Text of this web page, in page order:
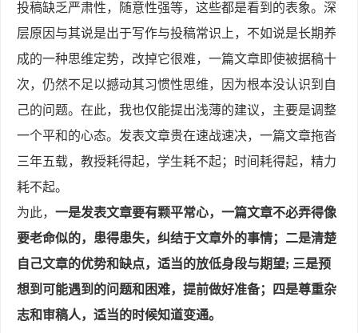
投稿缺乏严肃性，随意性强等，这些都是看到的表象。深
层原因与其说是出于写作与投稿常识上，不如说是长期养
成的一种思维定势，改掉它很难，一篇文章即使被据稿十
次，仍然不足以撼动其习惯性思维，因为根本没认识到自
己的问题。在此，我也仅能提出浅薄的建议，主要是调整
一个平和的心态。发表文章贵在速战速决，一篇文章拖沓
三年五载，教授耗得起，学生耗不起；时间耗得起，精力
耗不起。
为此， 一是发表文章要有颗平常心，一篇文章不必弄得像
要老命似的，患得患失，纠结于文章外的事情；二是清楚
自己文章的优势和缺点，适当的放低身段与期望; 三是预
想到可能遇到的问题和困难，提前做好准备；四是尊重杂
志和审稿人，适当的时候知道变通。